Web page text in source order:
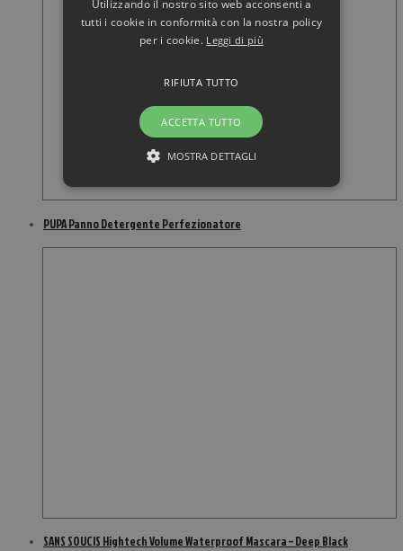
PUPA Panno Detergente Perfezionatore
SANS SOUCIS Hightech Volume Waterproof Mascara – Deep Black
Utilizzando il nostro sito web acconsenti a
tutti i cookie in conformità con la nostra policy
per i cookie. Leggi di più
ACCETTA TUTTO
RIFIUTA TUTTO
MOSTRA DETTAGLI